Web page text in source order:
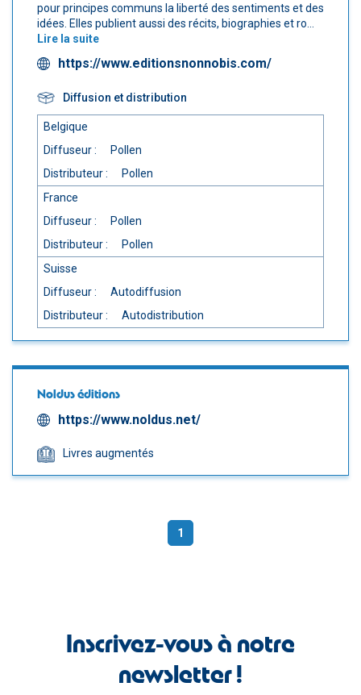
pour principes communs la liberté des sentiments et des
idées. Elles publient aussi des récits, biographies et ro...
Lire la suite
https://www.editionsnonnobis.com/
Diffusion et distribution
Belgique
Diffuseur :
Pollen
Distributeur :
Pollen
France
Diffuseur :
Pollen
Distributeur :
Pollen
Suisse
Diffuseur :
Autodiffusion
Distributeur :
Autodistribution
Noldus éditions
https://www.noldus.net/
Livres augmentés
1(current)
Inscrivez-vous à notre
newsletter !